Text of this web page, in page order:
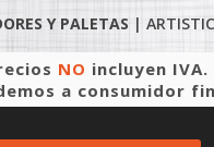
Y PALETAS |
NO incluyen IVA.
a consumidor